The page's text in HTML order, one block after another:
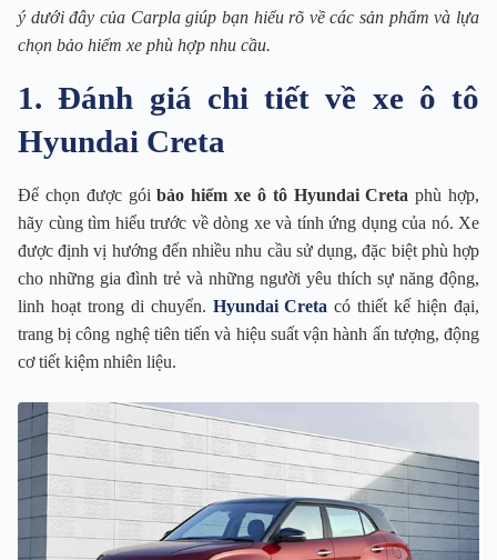
ý dưới đây của Carpla giúp bạn hiểu rõ về các sản phẩm và lựa
chọn bảo hiểm xe phù hợp nhu cầu.
1. Đánh giá chi tiết về xe ô tô
Hyundai Creta
Để chọn được góibảo hiểm xe ô tô Hyundai Creta phù hợp,
hãy cùng tìm hiểu trước về dòng xe và tính ứng dụng của nó. Xe
được định vị hướng đến nhiều nhu cầu sử dụng, đặc biệt phù hợp
cho những gia đình trẻ và những người yêu thích sự năng động,
linh hoạt trong di chuyển. Hyundai Creta có thiết kế hiện đại,
trang bị công nghệ tiên tiến và hiệu suất vận hành ấn tượng, động
cơ tiết kiệm nhiên liệu.